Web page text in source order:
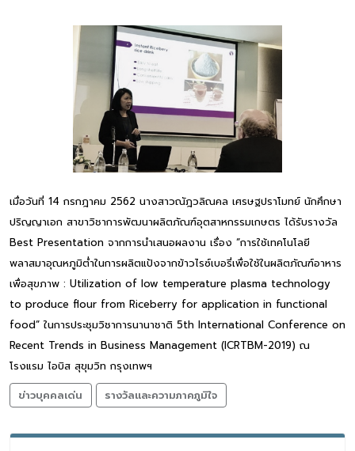
เมื่อวันที่ 14 กรกฎาคม 2562 นางสาวณัฎวลิณคล เศรษฐปราโมทย์ นักศึกษา
ปริญญาเอก สาขาวิชาการพัฒนาผลิตภัณฑ์อุตสาหกรรมเกษตร ได้รับรางวัล
Best Presentation จากการนำเสนอผลงาน เรื่อง “การใช้เทคโนโลยี
พลาสมาอุณหภูมิต่ำในการผลิตแป้งจากข้าวไรซ์เบอรี่เพื่อใช้ในผลิตภัณฑ์อาหาร
เพื่อสุขภาพ : Utilization of low temperature plasma technology
to produce flour from Riceberry for application in functional
food” ในการประชุมวิชาการนานาชาติ 5th International Conference on
Recent Trends in Business Management (ICRTBM-2019) ณ
โรงแรม ไอบิส สุขุมวิท กรุงเทพฯ
ข่าวบุคคลเด่น
รางวัลและความภาคภูมิใจ